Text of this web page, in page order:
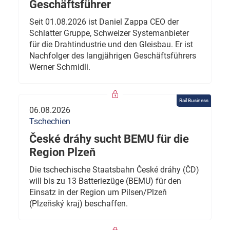
Geschäftsführer
Seit 01.08.2026 ist Daniel Zappa CEO der
Schlatter Gruppe, Schweizer Systemanbieter
für die Drahtindustrie und den Gleisbau. Er ist
Nachfolger des langjährigen Geschäftsführers
Werner Schmidli.
Rail Business
06.08.2026
Tschechien
České dráhy sucht BEMU für die
Region Plzeň
Die tschechische Staatsbahn České dráhy (ČD)
will bis zu 13 Batteriezüge (BEMU) für den
Einsatz in der Region um Pilsen/Plzeň
(Plzeňský kraj) beschaffen.